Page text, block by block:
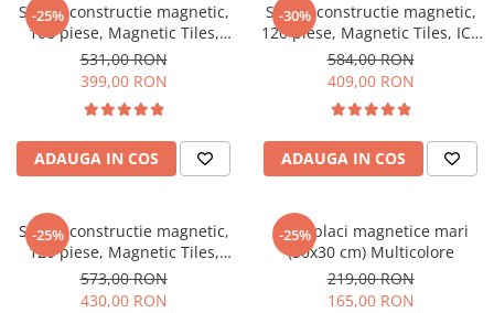
-25%
Set de constructie magnetic,
108 piese, Magnetic Tiles,
multicolore de forme
geometrice diferite, 2D, 3D
531,00 RON
399,00 RON
ADAUGA IN COS
-30%
Set de constructie magnetic,
120 piese, Magnetic Tiles, ICE
STYLE de forme geometrice
diferite, 2D, 3D
584,00 RON
409,00 RON
ADAUGA IN COS
-25%
Set de constructie magnetic,
120 piese, Magnetic Tiles,
multicolore de forme
geometrice diferite, 2D, 3D
573,00 RON
430,00 RON
-25%
Set 2 placi magnetice mari
(30x30 cm) Multicolore
219,00 RON
165,00 RON